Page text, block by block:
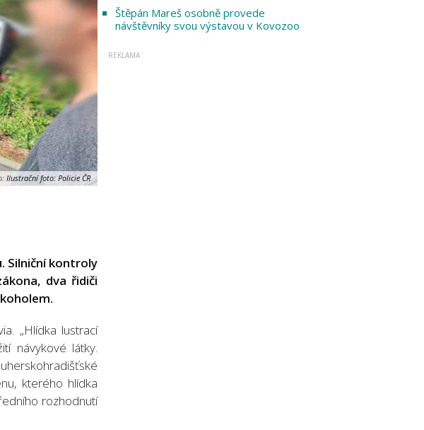
Ilustrační foto: Policie ČR
Silniční kontroly
dva řidiči
„Hlídka lustrací
návykové látky.
kterého hlídka
rozhodnutí
Štěpán Mareš osobně provede
návštěvníky svou výstavou v Kovozoo